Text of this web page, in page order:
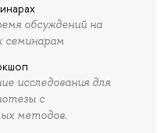
обсуждений на
семинарам
исследования для
с
методов.